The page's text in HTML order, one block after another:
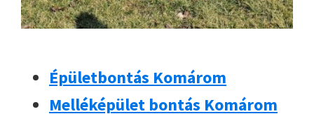
Épületbontás Komárom
Melléképület bontás Komárom